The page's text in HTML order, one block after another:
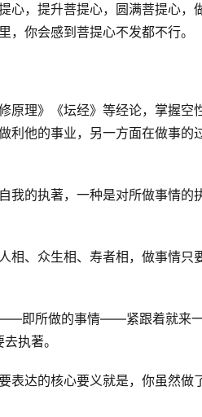
心，提升菩提心，圆满菩提心，
你会感到菩提心不发都不行。
原理》《坛经》等经论，掌握空
利他的事业，另一方面在做事的
我的执著，一种是对所做事情的
相、众生相、寿者相，做事情只
即所做的事情——紧跟着就来
执著。
表达的核心要义就是，你虽然做